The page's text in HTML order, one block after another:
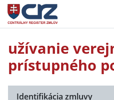
užívanie
prístupného
Identifikácia zmluvy